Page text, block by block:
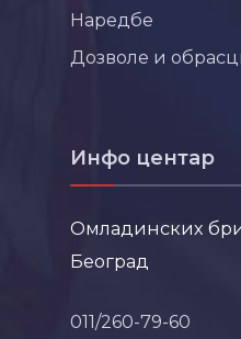
Наредбе
Дозволе и
Инфо центар
Омладинских
Београд
011/260-79-60